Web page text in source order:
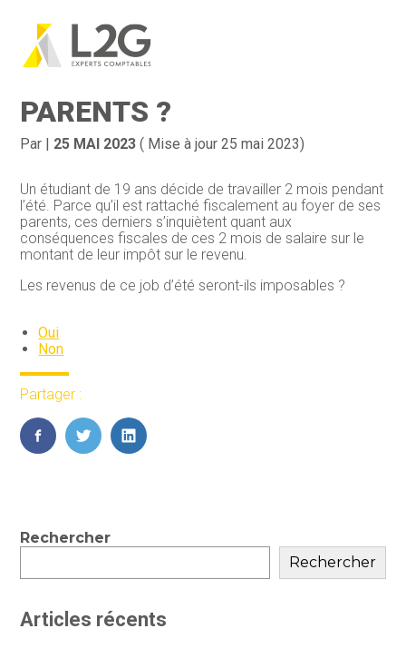
Aller
au
Création d’entreprise
Entreprise en difficultés
Gestion
Documents
Dématérialisation / collecte
PARENTS ?
Par | 25 MAI 2023 ( Mise à jour 25 mai 2023)
Un étudiant de 19 ans décide de travailler 2 mois pendant
l’été. Parce qu’il est rattaché fiscalement au foyer de ses
parents, ces derniers s’inquiètent quant aux
conséquences fiscales de ces 2 mois de salaire sur le
montant de leur impôt sur le revenu.
Les revenus de ce job d’été seront-ils imposables ?
Oui
Non
Partager :
FaceBook
TwitterLinkedIn
Blog
Rechercher
Rechercher
Articles récents